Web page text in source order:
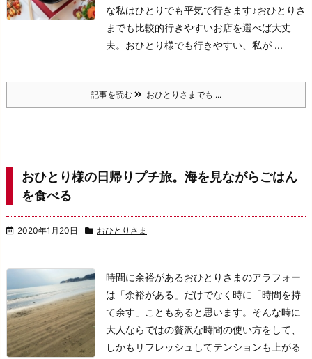
な私はひとりでも平気で行きます♪おひとりさ
までも比較的行きやすいお店を選べば大丈
夫。おひとり様でも行きやすい、私が ...
記事を読む おひとりさまでも ...
おひとり様の日帰りプチ旅。海を見ながらごはん
を食べる
2020年1月20日 おひとりさま
時間に余裕があるおひとりさまのアラフォー
は「余裕がある」だけでなく時に「時間を持
て余す」こともあると思います。そんな時に
大人ならではの贅沢な時間の使い方をして、
しかもリフレッシュしてテンションも上がる